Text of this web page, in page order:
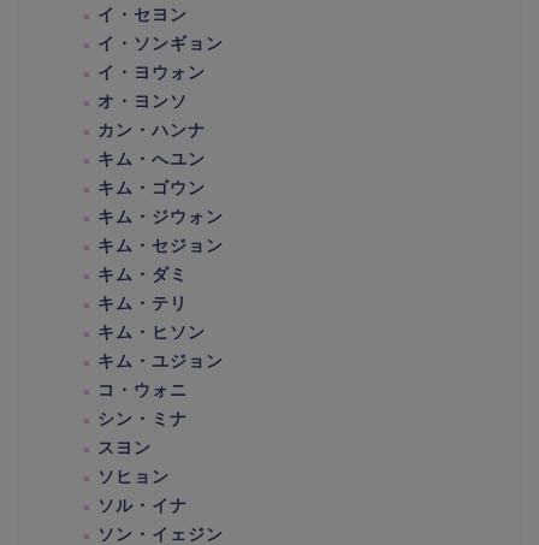
イ・セヨン
イ・ソンギョン
イ・ヨウォン
オ・ヨンソ
カン・ハンナ
キム・へユン
キム・ゴウン
キム・ジウォン
キム・セジョン
キム・ダミ
キム・テリ
キム・ヒソン
キム・ユジョン
コ・ウォニ
シン・ミナ
スヨン
ソヒョン
ソル・イナ
ソン・イェジン